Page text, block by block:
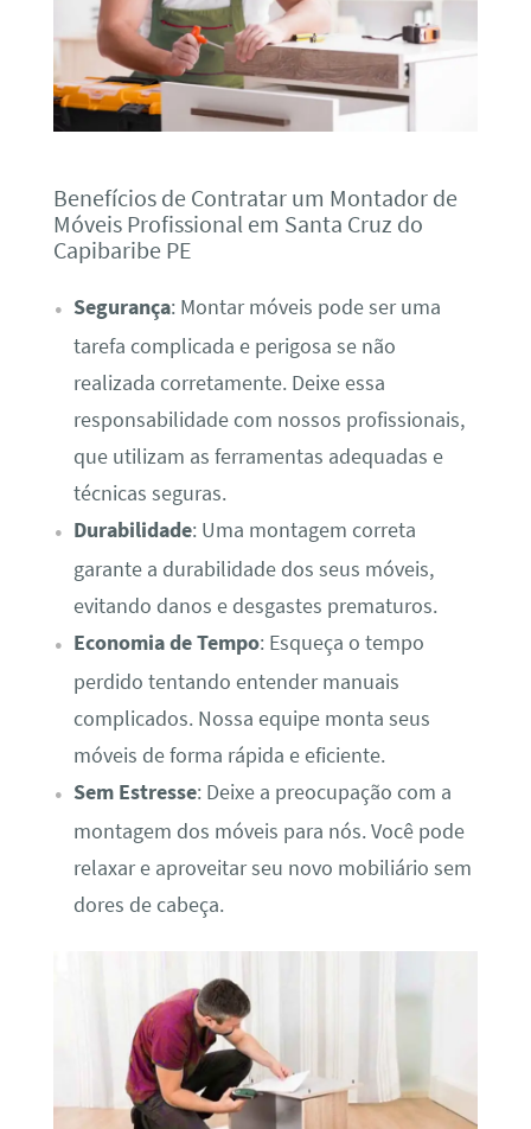
Benefícios de Contratar um Montador de
Móveis Profissional em Santa Cruz do
Capibaribe PE
Segurança: Montar móveis pode ser uma
tarefa complicada e perigosa se não
realizada corretamente. Deixe essa
responsabilidade com nossos profissionais,
que utilizam as ferramentas adequadas e
técnicas seguras.
Durabilidade: Uma montagem correta
garante a durabilidade dos seus móveis,
evitando danos e desgastes prematuros.
Economia de Tempo: Esqueça o tempo
perdido tentando entender manuais
complicados. Nossa equipe monta seus
móveis de forma rápida e eficiente.
Sem Estresse: Deixe a preocupação com a
montagem dos móveis para nós. Você pode
relaxar e aproveitar seu novo mobiliário sem
dores de cabeça.